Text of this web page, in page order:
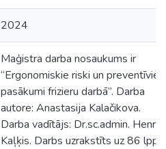
2024
Maģistra darba nosaukums ir
“Ergonomiskie riski un preventīvie
pasākumi frizieru darbā”. Darba
autore: Anastasija Kalačikova.
Darba vadītājs: Dr.sc.admin. Henrijs
Kaļķis. Darbs uzrakstīts uz 86 lpp.,